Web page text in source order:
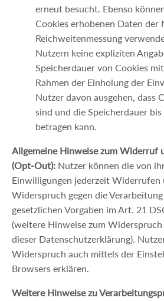
erneut besucht. Ebenso
Cookies erhobenen Daten der
Reichweitenmessung
Nutzern keine expliziten
Speicherdauer von Cookies
Rahmen der Einholung der
Nutzer davon ausgehen, dass
sind und die Speicherdauer
betragen kann.
Allgemeine Hinweise zum Widerruf
(Opt-Out): Nutzer können die von
Einwilligungen jederzeit Widerrufen
Widerspruch gegen die
gesetzlichen Vorgaben im Art. 21
(weitere Hinweise zum
dieser Datenschutzerklärung).
Widerspruch auch mittels der
Browsers erklären.
Weitere Hinweise zu